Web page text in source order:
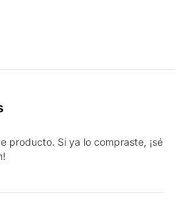
producto. Si ya lo compraste, ¡sé